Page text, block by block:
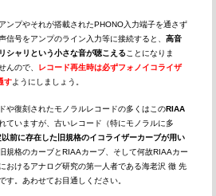
ンプやそれが搭載されたPHONO入力端子を通さず
信号をアンプのライン入力等に接続すると、 高音
シャリという小さな音が聴こえる ことになりま
んので、 レコード再生時は必ずフォノイコライザ
すようにしましょう。
や復刻されたモノラルレコードの多くはこのRIAA
ていますが、古いレコード（特にモノラルに多
前に存在した旧規格のイコライザーカーブが用い
規格のカーブとRIAAカーブ、そして何故RIAAカー
おけるアナログ研究の第一人者である海老沢 徹 先
す。あわせてお目通しください。